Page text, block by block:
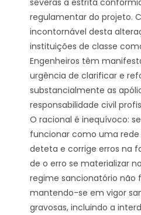
regulamentar do projeto.
incontornável desta
instituições de classe
Engenheiros têm
urgência de clarificar e
substancialmente as
responsabilidade civil
O racional é inequívoco:
funcionar como uma
deteta e corrige erros na
de o erro se materializar
regime sancionatório não
mantendo-se em vigor
gravosas, incluindo a